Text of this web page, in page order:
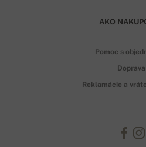
AKO
Pomoc s
Doprava
Reklamácie a